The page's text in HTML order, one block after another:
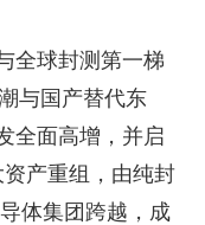
全球封测第一梯
与国产替代东
全面高增，并启
产重组，由纯封
体集团跨越，成